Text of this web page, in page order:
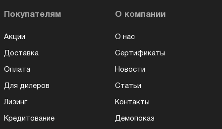
Покупателям
Акции
Доставка
Оплата
Для дилеров
Лизинг
Кредитование
О компании
О нас
Сертификаты
Новости
Статьи
Контакты
Демопоказ